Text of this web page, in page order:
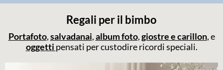
Regali per il bimbo
Portafoto,salvadanai,album foto,giostre e carillon, e
oggetti pensati per custodire ricordi speciali.